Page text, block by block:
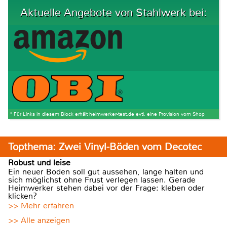
Aktuelle Angebote von Stahlwerk bei:
* Für Links in diesem Block erhält heimwerker-test.de evtl. eine Provision vom Shop
Topthema: Zwei Vinyl-Böden vom Decotec
Robust und leise
Ein neuer Boden soll gut aussehen, lange halten und
sich möglichst ohne Frust verlegen lassen. Gerade
Heimwerker stehen dabei vor der Frage: kleben oder
klicken?
>> Mehr erfahren
>> Alle anzeigen